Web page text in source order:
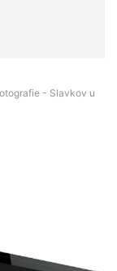
- Slavkov u